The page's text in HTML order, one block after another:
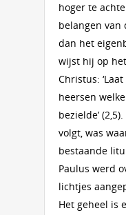
hoger te
belangen van
dan het
wijst hij op
Christus:
heersen
bezielde’
volgt, was
bestaande
Paulus werd
lichtjes
Het geheel is